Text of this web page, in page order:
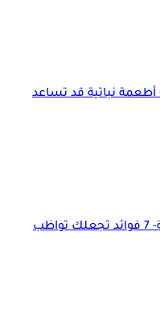
كيفية تحسين قوة الانتصاب- 6 أطعمة نباتية قد تساعد
أسباب ممارسة العلاقة الزوجية- 7 فوائد تجعلك تواظب